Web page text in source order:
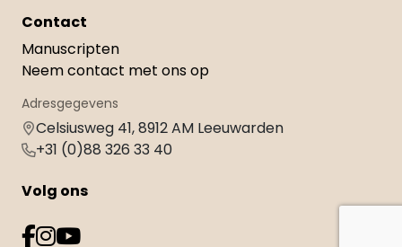
Contact
Manuscripten
Neem contact met ons op
Adresgegevens
Celsiusweg 41, 8912 AM Leeuwarden
+31 (0)88 326 33 40
Volg ons